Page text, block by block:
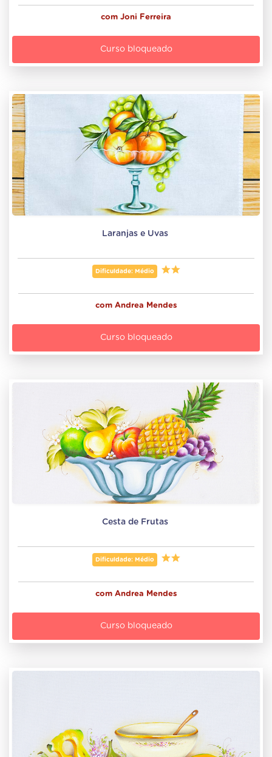
com Joni Ferreira
Curso bloqueado
Laranjas e Uvas
Dificuldade: Médio
com Andrea Mendes
Curso bloqueado
Cesta de Frutas
Dificuldade: Médio
com Andrea Mendes
Curso bloqueado